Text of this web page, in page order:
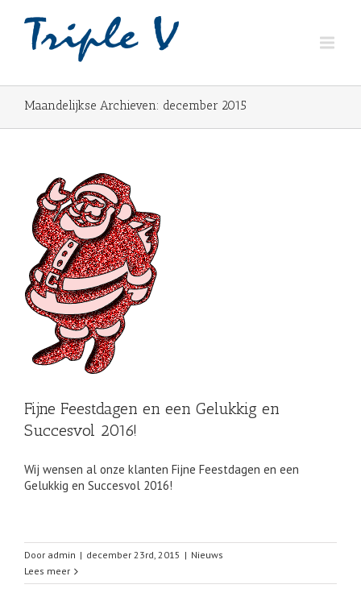
Maandelijkse Archieven: december 2015
Fijne Feestdagen en een Gelukkig en
Succesvol 2016!
Wij wensen al onze klanten Fijne Feestdagen en een
Gelukkig en Succesvol 2016!
Door admin | december 23rd, 2015 | Nieuws
Lees meer